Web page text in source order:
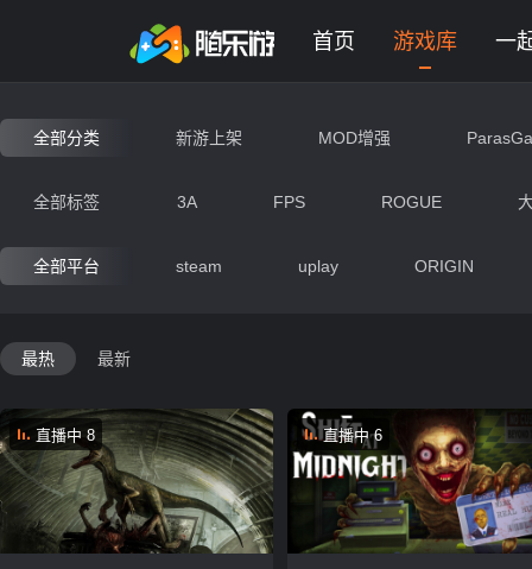
首页 游戏库 一
生存游戏大全 - 网页版在线免
全部分类 新游上架 MOD增强
动作 射击 竞速 冒
全部标签 3A FPS ROGUE
交互艺术 经营
全部平台 steam uplay ORIGIN
最热 最新
直播中 8 直播中 6